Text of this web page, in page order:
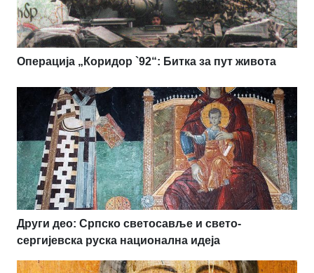
Операција „Коридор `92“: Битка за пут живота
Други део: Српско светосавље и свето-
сергијевска руска национална идеја